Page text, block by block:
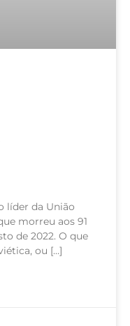
líder da União
morreu aos 91
de 2022. O que
ou […]